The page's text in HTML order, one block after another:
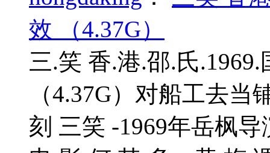
效 （4.37G）
三.笑 香.港.邵.氏
（4.37G）对船工去
刻 三笑 -1969年岳枫